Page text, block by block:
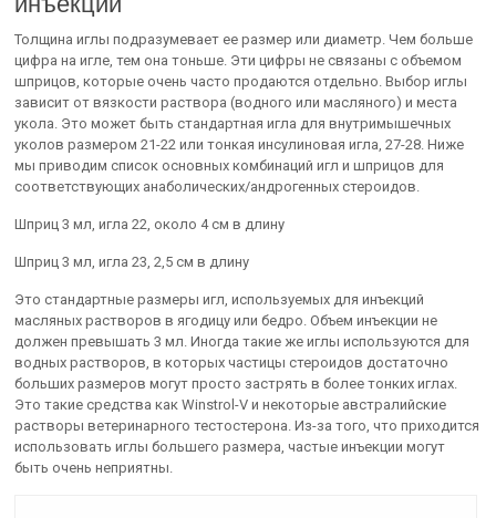
Толщина иглы подразумевает ее размер или диаметр. Чем больше
цифра на игле, тем она тоньше. Эти цифры не связаны с объемом
шприцов, которые очень часто продаются отдельно. Выбор иглы
зависит от вязкости раствора (водного или масляного) и места
укола. Это может быть стандартная игла для внутримышечных
уколов размером 21-22 или тонкая инсулиновая игла, 27-28. Ниже
мы приводим список основных комбинаций игл и шприцов для
соответствующих анаболических/андрогенных стероидов.
Шприц 3 мл, игла 22, около 4 см в длину
Шприц 3 мл, игла 23, 2,5 см в длину
Это стандартные размеры игл, используемых для инъекций
масляных растворов в ягодицу или бедро. Объем инъекции не
должен превышать 3 мл. Иногда такие же иглы используются для
водных растворов, в которых частицы стероидов достаточно
больших размеров могут просто застрять в более тонких иглах.
Это такие средства как Winstrol-V и некоторые австралийские
растворы ветеринарного тестостерона. Из-за того, что приходится
использовать иглы большего размера, частые инъекции могут
быть очень неприятны.